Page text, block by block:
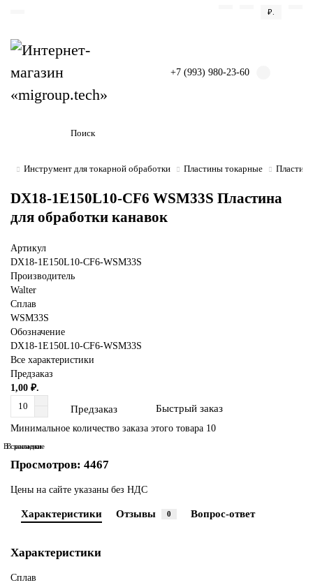
₽.
+7 (993) 980-23-60
Инструмент для токарной обработки Пластины токарные
DX18-1E150L10-CF6 WSM33S Пластина
для обработки канавок
Артикул
DX18-1E150L10-CF6-WSM33S
Производитель
Walter
Сплав
WSM33S
Обозначение
DX18-1E150L10-CF6-WSM33S
Все характеристики
Предзаказ
1,00 ₽.
Предзаказ Быстрый заказ
Минимальное количество заказа этого товара 10
В закладки
В сравнение
Просмотров: 4467
Цены на сайте указаны без НДС
Характеристики Отзывы 0 Вопрос-ответ
Характеристики
Сплав